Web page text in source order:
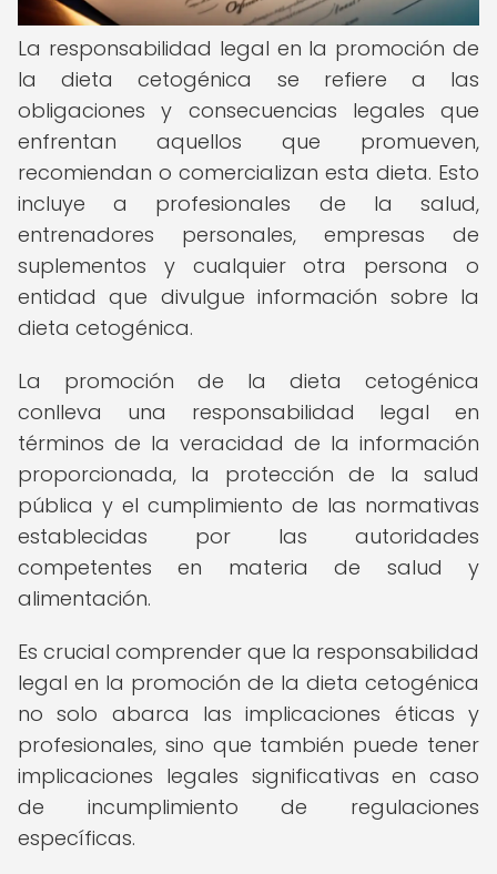
La responsabilidad legal en la promoción de
la dieta cetogénica se refiere a las
obligaciones y consecuencias legales que
enfrentan aquellos que promueven,
recomiendan o comercializan esta dieta. Esto
incluye a profesionales de la salud,
entrenadores personales, empresas de
suplementos y cualquier otra persona o
entidad que divulgue información sobre la
dieta cetogénica.
La promoción de la dieta cetogénica
conlleva una responsabilidad legal en
términos de la veracidad de la información
proporcionada, la protección de la salud
pública y el cumplimiento de las normativas
establecidas por las autoridades
competentes en materia de salud y
alimentación.
Es crucial comprender que la responsabilidad
legal en la promoción de la dieta cetogénica
no solo abarca las implicaciones éticas y
profesionales, sino que también puede tener
implicaciones legales significativas en caso
de incumplimiento de regulaciones
específicas.